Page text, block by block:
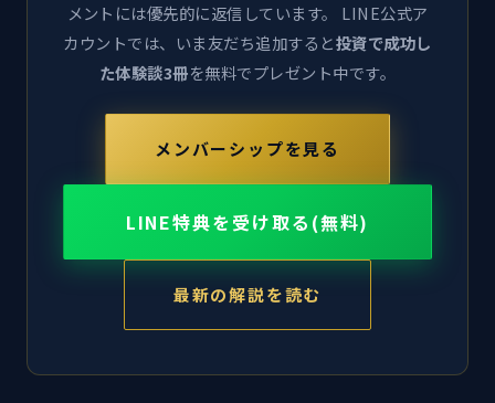
メントには優先的に返信しています。 LINE公式ア
カウントでは、いま友だち追加すると投資で成功し
た体験談3冊を無料でプレゼント中です。
メンバーシップを見る
LINE特典を受け取る(無料)
最新の解説を読む